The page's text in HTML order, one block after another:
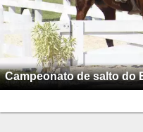
Campeonato de salto